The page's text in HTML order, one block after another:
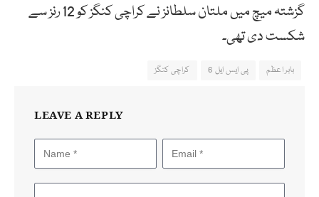
گزشتہ میچ میں ملتان سلطانز نے کراچی کنگز کو 12 رنز سے
شکست دی تھی۔
بابر اعظم پی ایس ایل 6 کراچی کنگز
LEAVE A REPLY